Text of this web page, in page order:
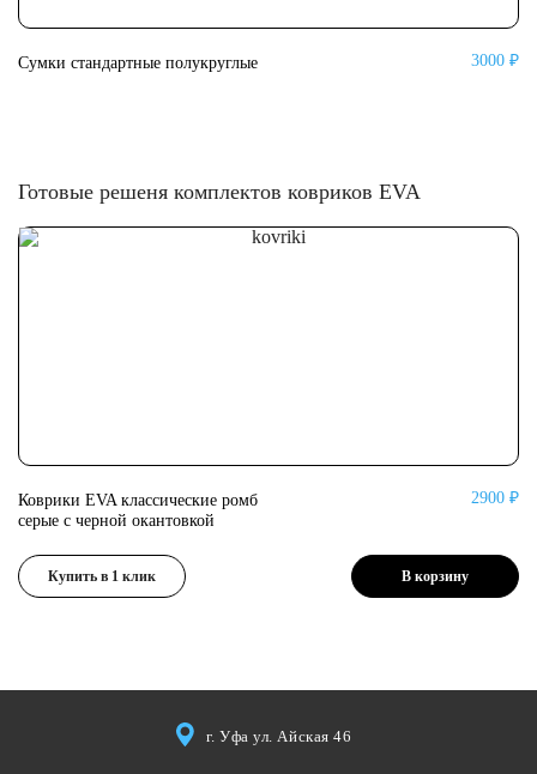
Сумки стандартные полукруглые 3000 ₽
Готовые решеня комплектов ковриков EVA
Коврики EVA классические ромб
серые с черной окантовкой
2900 ₽
Купить в 1 клик В корзину
г. Уфа ул. Айская 46